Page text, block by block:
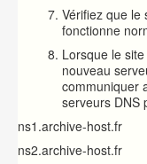
Vérifiez que le
fonctionne
Lorsque le
nouveau
communiquer
serveurs DNS
ns1.archive-host.fr
ns2.archive-host.fr